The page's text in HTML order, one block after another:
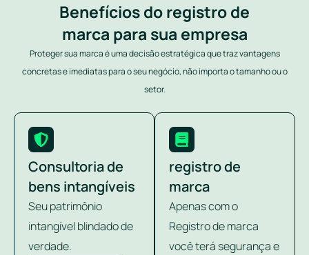
Benefícios do registro de
marca para sua empresa
Proteger sua marca é uma decisão estratégica que traz vantagens
concretas e imediatas para o seu negócio, não importa o tamanho ou o
setor.
Consultoria de
bens intangíveis
Seu patrimônio
intangível blindado de
verdade.
registro de
marca
Apenas com o
Registro de marca
você terá segurança e